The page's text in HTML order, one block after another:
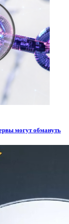
могут обмануть